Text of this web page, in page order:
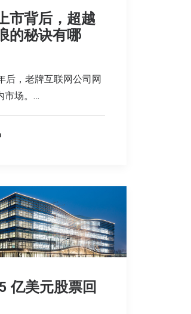
市背后，超越
的秘诀有哪
后，老牌互联网公司网
市场。…
亿美元股票回